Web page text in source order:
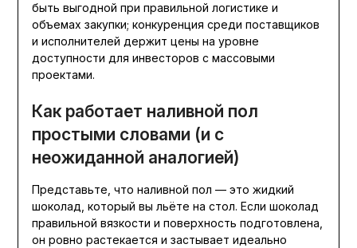
быть выгодной при правильной логистике и
объемах закупки; конкуренция среди поставщиков
и исполнителей держит цены на уровне
доступности для инвесторов с массовыми
проектами.
Как работает наливной пол
простыми словами (и с
неожиданной аналогией)
Представьте, что наливной пол — это жидкий
шоколад, который вы льёте на стол. Если шоколад
правильной вязкости и поверхность подготовлена,
он ровно растекается и застывает идеально